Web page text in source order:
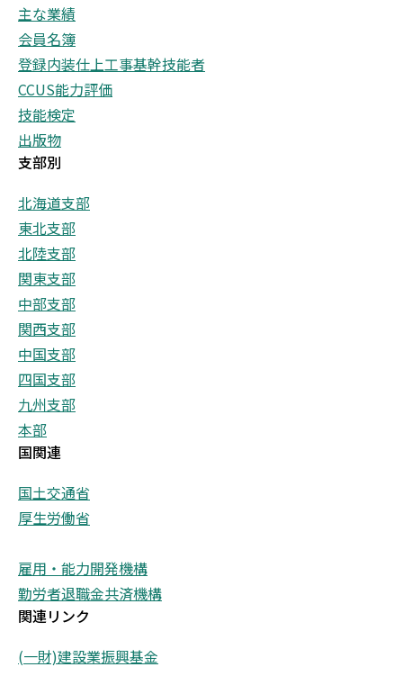
主な業績
会員名簿
登録内装仕上工事基幹技能者
CCUS能力評価
技能検定
出版物
支部別
北海道支部
東北支部
北陸支部
関東支部
中部支部
関西支部
中国支部
四国支部
九州支部
本部
国関連
国土交通省
厚生労働省
雇用・能力開発機構
勤労者退職金共済機構
関連リンク
(一財)建設業振興基金